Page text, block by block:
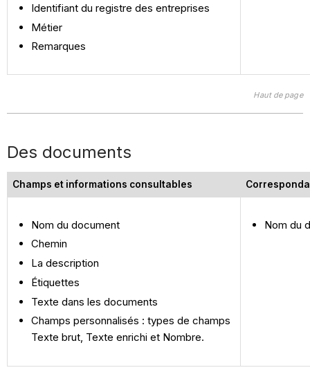
Identifiant du registre des entreprises
Métier
Remarques
Haut de page
Des documents
Champs et informations consultables
Nom du document
Chemin
La description
Étiquettes
Texte dans les documents
Champs personnalisés : types de champs
Texte brut, Texte enrichi et Nombre.
Nom du